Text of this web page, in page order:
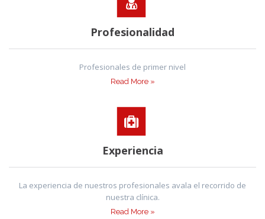
Profesionalidad
Profesionales de primer nivel
Read More »
Experiencia
La experiencia de nuestros profesionales avala el recorrido de
nuestra clínica.
Read More »